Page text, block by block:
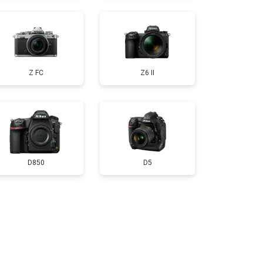
3300 ₽ Заказать
3100 ₽ Заказать
Z FC Z6 II
D850 D5